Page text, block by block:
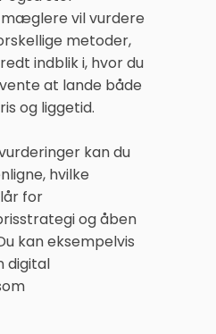
vil vurdere
metoder,
indblik i, hvor du
at lande både
og liggetid.
kan du
hvilke
for
og åben
kan eksempelvis
digital